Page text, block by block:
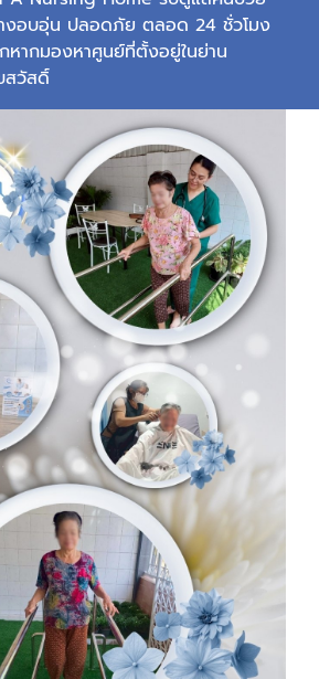
างอบอุ่น ปลอดภัย ตลอด 24 ชั่วโมง
หากมองหาศูนย์ที่ตั้งอยู่ในย่าน
สวัสดิ์